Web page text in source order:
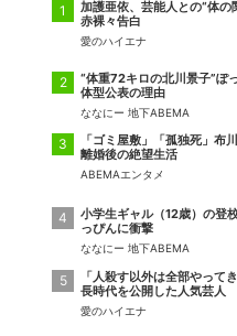
加護亜依、芸能人との“体の
赤裸々告白
愛のハイエナ
“体重72キロの北川景子”ぽ
体型公表の理由
ななにー 地下ABEMA
「ゴミ屋敷」「孤独死」布
離婚後の絶望生活
ABEMAエンタメ
小学生ギャル（12歳）の登
っぴんに衝撃
ななにー 地下ABEMA
「人殺す以外は全部やって
長時代を公開した人気芸人
愛のハイエナ